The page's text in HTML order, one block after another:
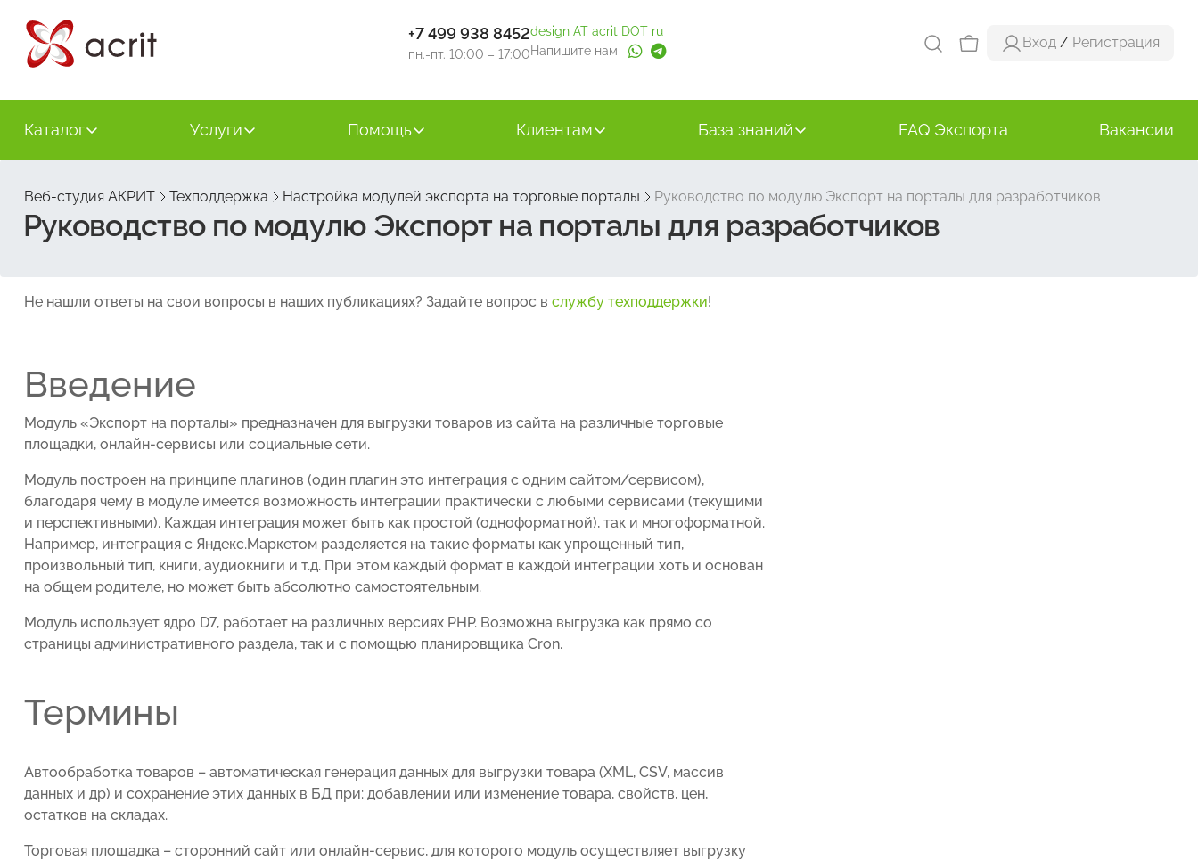
+7 499 938 8452
пн.-пт. 10:00 – 17:00
design AT acrit DOT ru
Напишите нам
Вход / Регистрация
Каталог Услуги Помощь Клиентам База знаний FAQ Экспорта Вакансии
Веб-студия АКРИТ Техподдержка Настройка модулей экспорта на торговые порталы Руководство по модулю Экспорт на порталы для разработчиков
Руководство по модулю Экспорт на порталы для разработчиков
Не нашли ответы на свои вопросы в наших публикациях? Задайте вопрос в службу техподдержки!
Введение
Модуль «Экспорт на порталы» предназначен для выгрузки товаров из сайта на различные торговые
площадки, онлайн-сервисы или социальные сети.
Модуль построен на принципе плагинов (один плагин это интеграция с одним сайтом/сервисом),
благодаря чему в модуле имеется возможность интеграции практически с любыми сервисами (текущими
и перспективными). Каждая интеграция может быть как простой (одноформатной), так и многоформатной.
Например, интеграция с Яндекс.Маркетом разделяется на такие форматы как упрощенный тип,
произвольный тип, книги, аудиокниги и т.д. При этом каждый формат в каждой интеграции хоть и основан
на общем родителе, но может быть абсолютно самостоятельным.
Модуль использует ядро D7, работает на различных версиях PHP. Возможна выгрузка как прямо со
страницы административного раздела, так и с помощью планировщика Cron.
Термины
Автообработка товаров – автоматическая генерация данных для выгрузки товара (XML, CSV, массив
данных и др) и сохранение этих данных в БД при: добавлении или изменение товара, свойств, цен,
остатков на складах.
Торговая площадка – сторонний сайт или онлайн-сервис, для которого модуль осуществляет выгрузку